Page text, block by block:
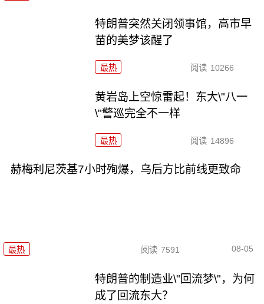
特朗普突然关闭领事馆，高市早
苗的美梦该醒了
最热 阅读 10266
黄岩岛上空惊雷起！东大\"八一
\"警巡完全不一样
最热 阅读 14896
赫梅利尼茨基7小时殉爆，乌后方比前线更致命
最热 阅读 7591 08-05
特朗普的制造业\"回流梦\"，为何
成了回流东大？